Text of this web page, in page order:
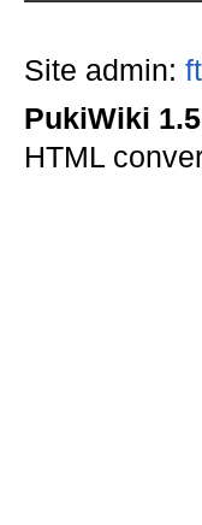
Site admin:
PukiWiki
HTML